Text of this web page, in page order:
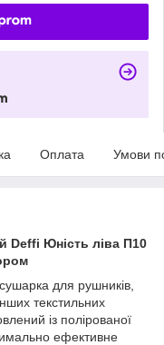
Оплата Умови
Deffi Юність ліва П10
для рушників,
текстильних
із полірованої
ефективне